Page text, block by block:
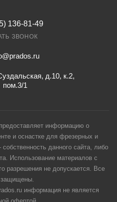
136-81-49
ЗВОНОК
д.10, к.2,
пом.3/1
информацию о
и оснастке для фрезерных и
данного сайта, либо
Использование материалов с
разрешения не допускается. Все
защищены.
информация не является